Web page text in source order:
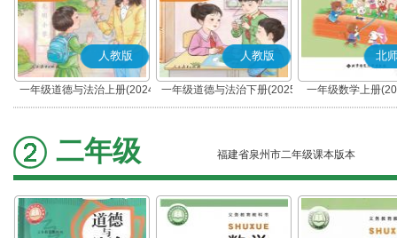
人教版
一年级道德与法治上册(2024
秋版)(部编版)
人教版
一年级道德与法治下册(2025
春版)(部编版)
北
一年级数学上册
二年级 福建省泉州市二年级课本版本